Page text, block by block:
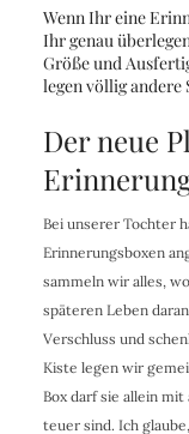
Wenn Ihr eine
Ihr genau
Größe und
legen völlig
Der neue
Bei unserer Tochter
Erinnerungsboxen
sammeln wir alles,
späteren Leben
Verschluss und
Kiste legen wir
Box darf sie allein
teuer sind. Ich